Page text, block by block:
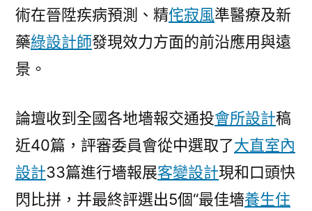
術在晉陞疾病預測、精侘寂風準醫療及新
藥綠設計師發現效力方面的前沿應用與遠
景。
論壇收到全國各地墻報交通投會所設計稿
近40篇，評審委員會從中選取了大直室內
設計33篇進行墻報展客變設計現和口頭快
閃比拼，并最終評選出5個“最佳墻養生住